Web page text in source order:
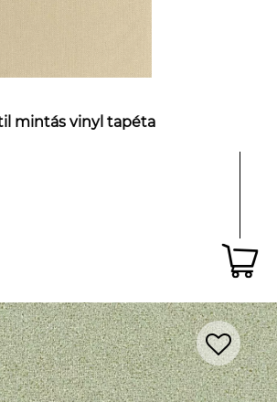
mintás vinyl tapéta